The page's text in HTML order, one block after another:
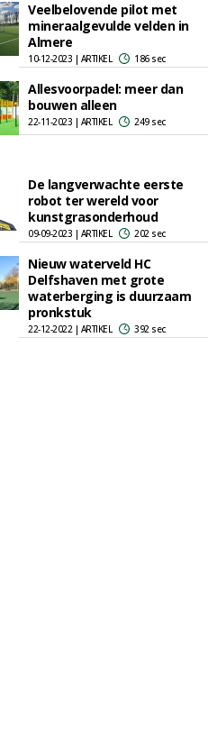
Veelbelovende pilot met
mineraalgevulde velden in
Almere
10-12-2023 | ARTIKEL 186 sec
Allesvoorpadel: meer dan
bouwen alleen
22-11-2023 | ARTIKEL 249 sec
De langverwachte eerste
robot ter wereld voor
kunstgrasonderhoud
09-09-2023 | ARTIKEL 202 sec
Nieuw waterveld HC
Delfshaven met grote
waterberging is duurzaam
pronkstuk
22-12-2022 | ARTIKEL 392 sec